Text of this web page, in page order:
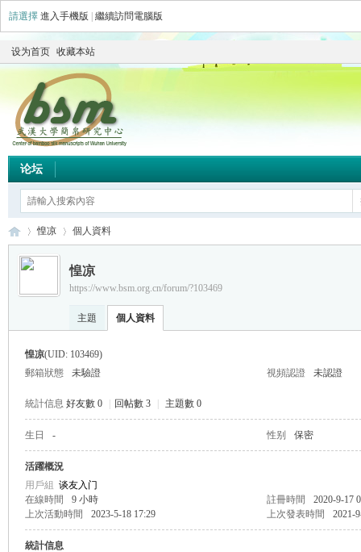
請選擇 進入手機版 繼續訪問電腦版
设为首页 收藏本站
论坛
›
惶凉
›
個人資料
惶凉
https://www.bsm.org.cn/forum/?103469
主題 個人資料
惶凉(UID: 103469)
郵箱狀態
未驗證 視頻認證 未認證
統計信息 好友數 0 回帖數 3 主題數 0
生日 - 性别 保密
活躍概況
用戶組 谈友入门
在線時間
9 小時 註冊時間
2020-9-17
上次活動時間
2023-5-18 17:29 上次發表時間 2021-
統計信息